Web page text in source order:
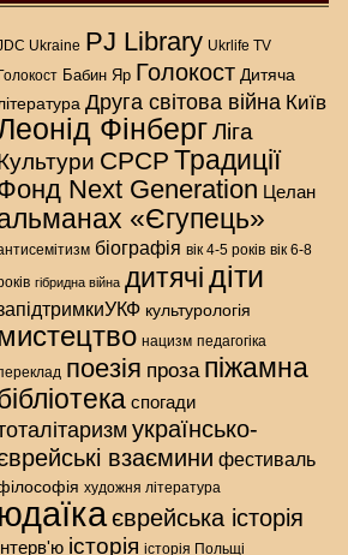
Ukraine PJ Library Ukrlife TV
Голокост Бабин Яр Голокост Дитяча
Друга світова війна Київ
ФінбергЛіга
СРСР Традиції
Next Generation Целан
«Єгупець»
біографія вік 4-5 років вік 6-8
гібридна війна дитячідіти
культурологія
нацизм педагогіка
поезія проза піжамна
спогади
українсько-
взаємини фестиваль
художня література
юдаїкаєврейська історія
історія історія Польщі